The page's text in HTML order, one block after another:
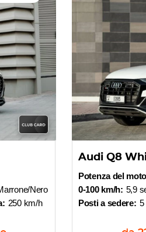
Nero
250 km/h
Audi Q8
Potenza del
0-100 km/h: 5,9
Posti a sedere: 5